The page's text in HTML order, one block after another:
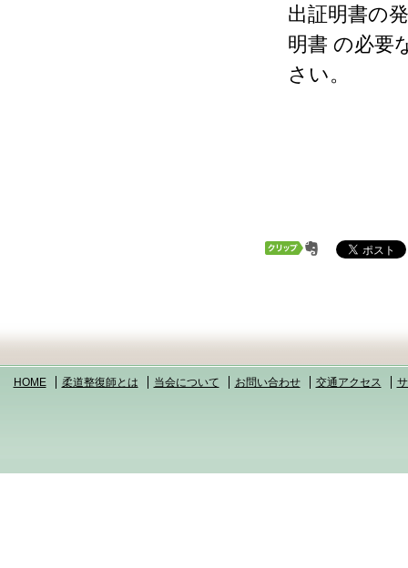
出証明書の
明書 の必要
さい。
HOME 柔道整復師とは 当会について お問い合わせ 交通アクセス